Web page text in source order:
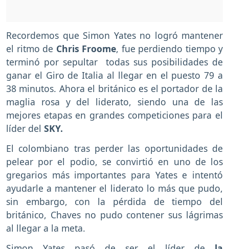
Recordemos que Simon Yates no logró mantener
el ritmo de Chris Froome, fue perdiendo tiempo y
terminó por sepultar todas sus posibilidades de
ganar el Giro de Italia al llegar en el puesto 79 a
38 minutos. Ahora el británico es el portador de la
maglia rosa y del liderato, siendo una de las
mejores etapas en grandes competiciones para el
líder del SKY.
El colombiano tras perder las oportunidades de
pelear por el podio, se convirtió en uno de los
gregarios más importantes para Yates e intentó
ayudarle a mantener el liderato lo más que pudo,
sin embargo, con la pérdida de tiempo del
británico, Chaves no pudo contener sus lágrimas
al llegar a la meta.